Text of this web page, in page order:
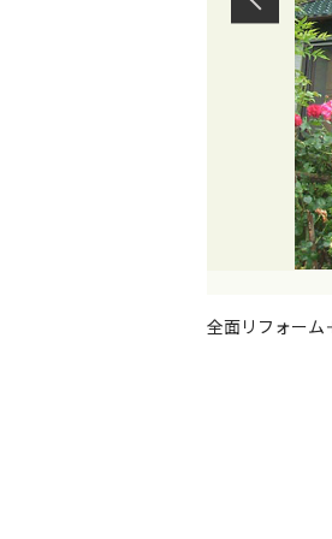
全面リフォーム